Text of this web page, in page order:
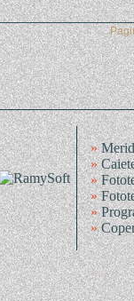
»
»
»
»
»
»